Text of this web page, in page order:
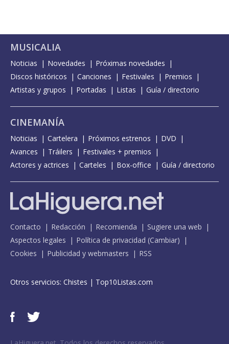
MUSICALIA
Noticias Novedades
Próximas novedades
Discos históricos
Canciones Festivales
Premios
Artistas y grupos
Portadas Listas Guía / directorio
CINEMANÍA
Noticias Cartelera Próximos estrenos
DVD
Avances
Tráilers
Festivales + premios
Actores y actrices
Carteles Box-office Guía / directorio
Contacto Redacción Recomienda
Sugiere una web
Aspectos legales
Política de privacidad (Cambiar)
Cookies
Publicidad y webmasters RSS
Otros servicios: Chistes | Top10Listas.com